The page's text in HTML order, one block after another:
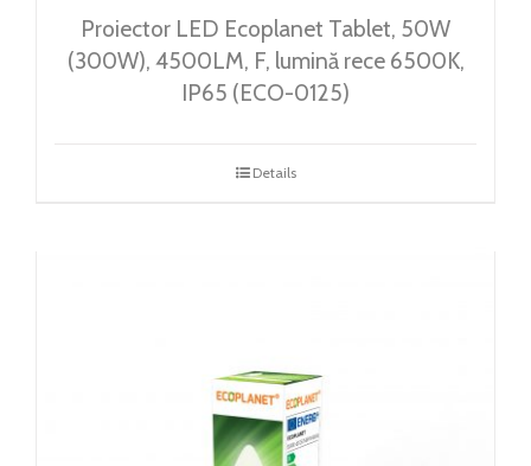
Proiector LED Ecoplanet Tablet, 50W
(300W), 4500LM, F, lumină rece 6500K,
IP65 (ECO-0125)
Details